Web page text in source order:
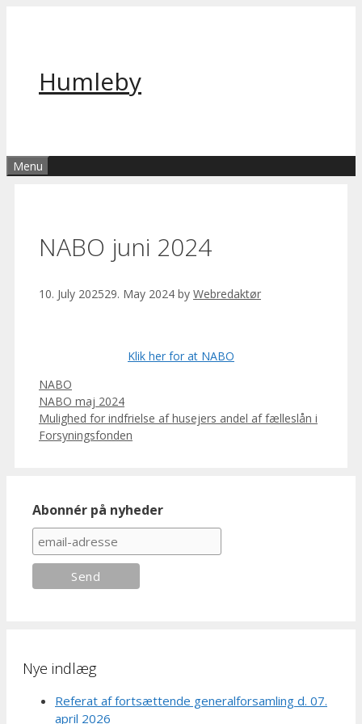
Humleby
Menu
NABO juni 2024
10. July 202529. May 2024 by Webredaktør
Klik her for at NABO
Categories
NABO
NABO maj 2024
Mulighed for indfrielse af husejers andel af fælleslån i
Forsyningsfonden
Abonnér på nyheder
Nye indlæg
Referat af fortsættende generalforsamling d. 07.
april 2026